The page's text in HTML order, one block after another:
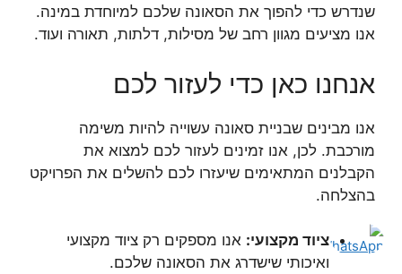
שנדרש כדי להפוך את הסאונה שלכם למיוחדת במינה.
אנו מציעים מגוון רחב של מסילות, דלתות, תאורה ועוד.
אנחנו כאן כדי לעזור לכם
אנו מבינים שבניית סאונה עשוייה להיות משימה
מורכבת. לכן, אנו זמינים לעזור לכם למצוא את
הקבלנים המתאימים שיעזרו לכם להשלים את הפרויקט
בהצלחה.
ציוד מקצועי: אנו מספקים רק ציוד מקצועי
ואיכותי שישדרג את הסאונה שלכם.